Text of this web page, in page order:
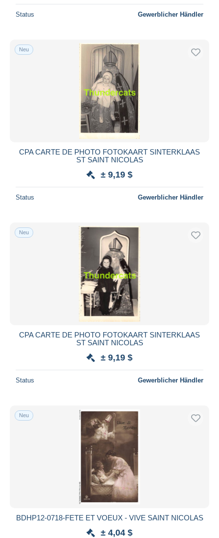
Status Gewerblicher Händler
Neu
CPA CARTE DE PHOTO FOTOKAART SINTERKLAAS
ST SAINT NICOLAS
± 9,19 $
Status Gewerblicher Händler
Neu
CPA CARTE DE PHOTO FOTOKAART SINTERKLAAS
ST SAINT NICOLAS
± 9,19 $
Status Gewerblicher Händler
Neu
BDHP12-0718-FETE ET VOEUX - VIVE SAINT NICOLAS
± 4,04 $